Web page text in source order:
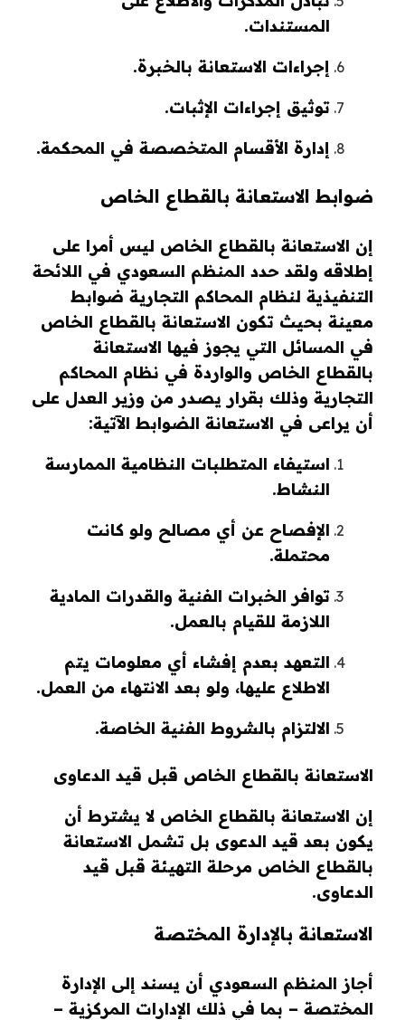
المستندات.
إجراءات الاستعانة بالخبرة.
توثيق إجراءات الإثبات.
إدارة الأقسام المتخصصة في المحكمة.
ضوابط الاستعانة بالقطاع الخاص
إن الاستعانة بالقطاع الخاص ليس أمرا على
إطلاقه ولقد حدد المنظم السعودي في اللائحة
التنفيذية لنظام المحاكم التجارية ضوابط
معينة بحيث تكون الاستعانة بالقطاع الخاص
في المسائل التي يجوز فيها الاستعانة
بالقطاع الخاص والواردة في نظام المحاكم
التجارية وذلك بقرار يصدر من وزير العدل على
أن يراعى في الاستعانة الضوابط الآتية:
استيفاء المتطلبات النظامية الممارسة
النشاط.
الإفصاح عن أي مصالح ولو كانت
محتملة.
توافر الخبرات الفنية والقدرات المادية
اللازمة للقيام بالعمل.
التعهد بعدم إفشاء أي معلومات يتم
الاطلاع عليها، ولو بعد الانتهاء من العمل.
الالتزام بالشروط الفنية الخاصة.
الاستعانة بالقطاع الخاص قبل قيد الدعاوى
إن الاستعانة بالقطاع الخاص لا يشترط أن
يكون بعد قيد الدعوى بل تشمل الاستعانة
بالقطاع الخاص مرحلة التهيئة قبل قيد
الدعاوى.
الاستعانة بالإدارة المختصة
أجاز المنظم السعودي أن يسند إلى الإدارة
المختصة – بما في ذلك الإدارات المركزية –